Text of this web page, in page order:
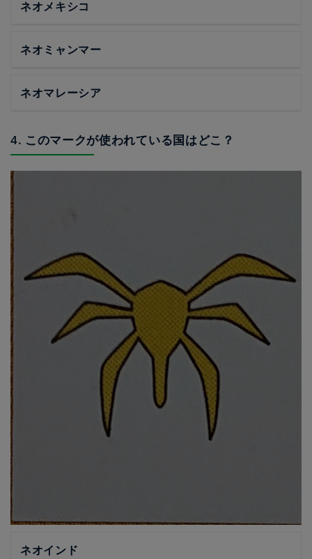
ネオメキシコ
ネオミャンマー
ネオマレーシア
4. このマークが使われている国はどこ？
ネオインド